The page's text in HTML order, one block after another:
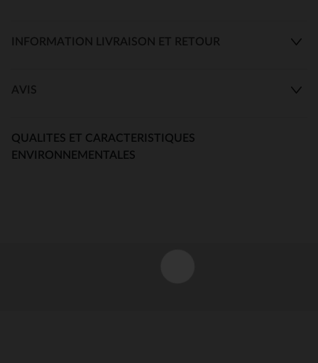
INFORMATION LIVRAISON ET RETOUR
AVIS
QUALITES ET CARACTERISTIQUES
ENVIRONNEMENTALES